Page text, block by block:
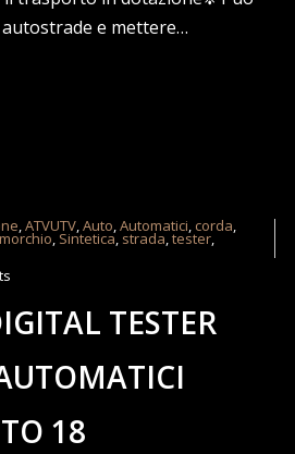
e mettere…
,ATVUTV ,Auto ,Automatici corda
Sintetica strada ,tester
TESTER
18